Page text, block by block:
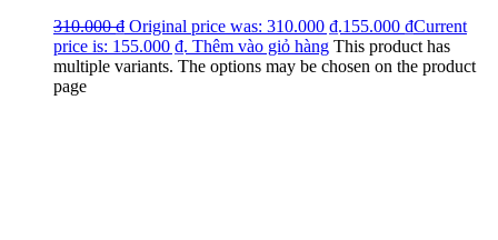
310.000₫ Original price was: 310.000 ₫.155.000 ₫Current
price is: 155.000 ₫. Thêm vào giỏ hàng This product has
multiple variants. The options may be chosen on the product
page